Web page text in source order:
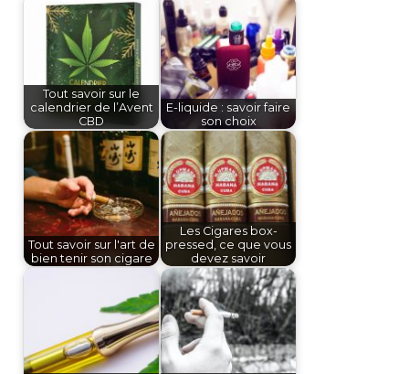
Tout savoir sur le
calendrier de l’Avent
CBD
E-liquide : savoir faire
son choix
Tout savoir sur l'art de
bien tenir son cigare
Les Cigares box-
pressed, ce que vous
devez savoir